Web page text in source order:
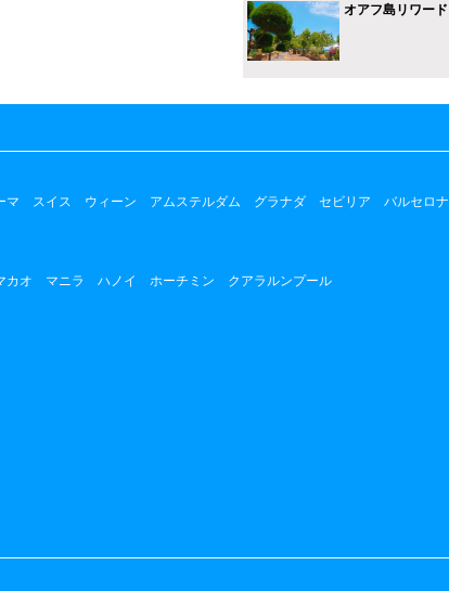
オアフ島リワード
マ スイス ウィーン アムステルダム グラナダ セビリア
バルセロナ
カオ マニラ ハノイ ホーチミン クアラルンプール